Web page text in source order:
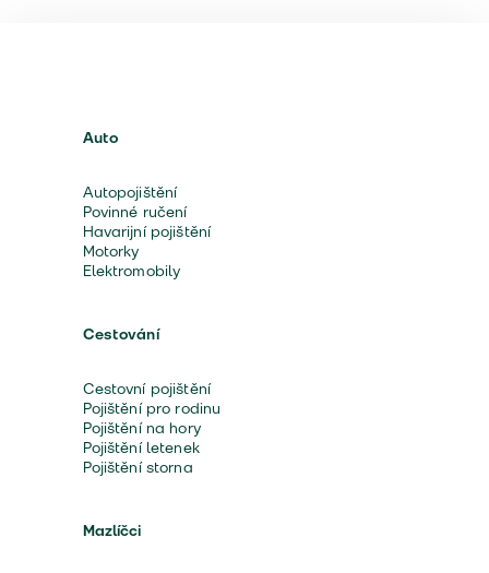
Auto
Autopojištění
Povinné ručení
Havarijní pojištění
Motorky
Elektromobily
Cestování
Cestovní pojištění
Pojištění pro rodinu
Pojištění na hory
Pojištění letenek
Pojištění storna
Mazlíčci